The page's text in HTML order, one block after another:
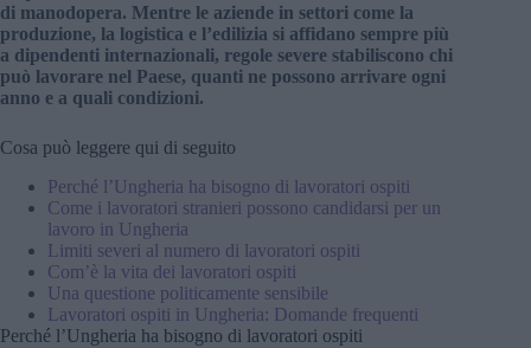
di manodopera. Mentre le aziende in settori come la
produzione, la logistica e l’edilizia si affidano sempre più
a dipendenti internazionali, regole severe stabiliscono chi
può lavorare nel Paese, quanti ne possono arrivare ogni
anno e a quali condizioni.
Cosa può leggere qui di seguito
Perché l’Ungheria ha bisogno di lavoratori ospiti
Come i lavoratori stranieri possono candidarsi per un
lavoro in Ungheria
Limiti severi al numero di lavoratori ospiti
Com’è la vita dei lavoratori ospiti
Una questione politicamente sensibile
Lavoratori ospiti in Ungheria: Domande frequenti
Perché l’Ungheria ha bisogno di lavoratori ospiti